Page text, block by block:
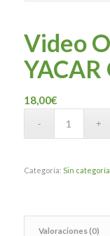
Video
YACAR
18,00€
Categoría: Sin categoría
Valoraciones (0)